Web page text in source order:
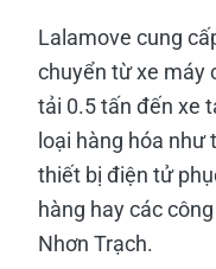
Lalamove cung
chuyển từ xe máy
tải 0.5 tấn đến xe
loại hàng hóa như
thiết bị điện tử
hàng hay các
Nhơn Trạch.